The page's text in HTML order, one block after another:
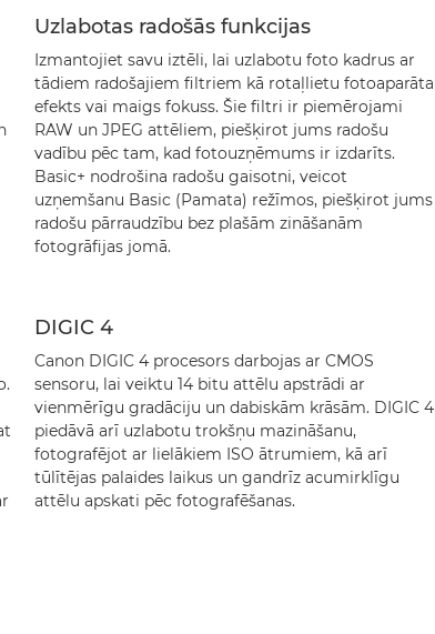
Uzlabotas radošās funkcijas
Izmantojiet savu iztēli, lai uzlabotu foto kadrus ar
tādiem radošajiem filtriem kā rotaļlietu fotoaparāta
efekts vai maigs fokuss. Šie filtri ir piemērojami
RAW un JPEG attēliem, piešķirot jums radošu
vadību pēc tam, kad fotouzņēmums ir izdarīts.
Basic+ nodrošina radošu gaisotni, veicot
uzņemšanu Basic (Pamata) režīmos, piešķirot jums
radošu pārraudzību bez plašām zināšanām
fotogrāfijas jomā.
DIGIC 4
Canon DIGIC 4 procesors darbojas ar CMOS
sensoru, lai veiktu 14 bitu attēlu apstrādi ar
vienmērīgu gradāciju un dabiskām krāsām. DIGIC 4
piedāvā arī uzlabotu trokšņu mazināšanu,
fotografējot ar lielākiem ISO ātrumiem, kā arī
tūlītējas palaides laikus un gandrīz acumirklīgu
attēlu apskati pēc fotografēšanas.